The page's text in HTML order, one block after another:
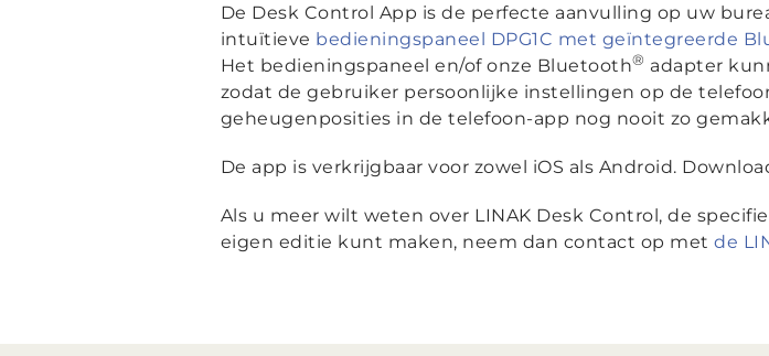
De Desk Control App is de perfecte aanvulling op uw
intuïtieve bedieningspaneel DPG1C met geïntegreerde
Het bedieningspaneel en/of onze Bluetooth® adapter
zodat de gebruiker persoonlijke instellingen op de
geheugenposities in de telefoon-app nog nooit zo
De app is verkrijgbaar voor zowel iOS als Android.
Als u meer wilt weten over LINAK Desk Control, de
eigen editie kunt maken, neem dan contact op met de